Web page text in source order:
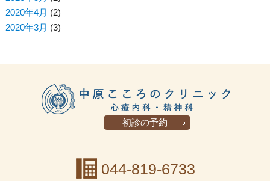
2020年4月 (2)
2020年3月 (3)
初診の予約
044-819-6733